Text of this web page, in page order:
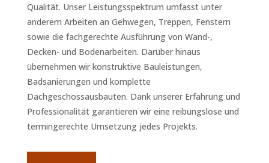
Qualität. Unser Leistungsspektrum umfasst unter
anderem Arbeiten an Gehwegen, Treppen, Fenstern
sowie die fachgerechte Ausführung von Wand-,
Decken- und Bodenarbeiten. Darüber hinaus
übernehmen wir konstruktive Bauleistungen,
Badsanierungen und komplette
Dachgeschossausbauten. Dank unserer Erfahrung und
Professionalität garantieren wir eine reibungslose und
termingerechte Umsetzung jedes Projekts.